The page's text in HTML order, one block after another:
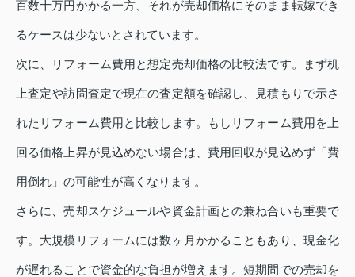
百数十万円かかる一方、それが売却価格にそのまま転嫁でき
るケースは少ないとされています。
次に、リフォーム費用と想定売却価格の比較法です。まず机
上査定や訪問査定で現在の査定額を確認し、見積もりで示さ
れたリフォーム費用と比較します。もしリフォーム費用を上
回る価格上昇が見込めない場合は、費用回収が見込めず「費
用倒れ」の可能性が高くなります。
さらに、売却スケジュールや資金計画との兼ね合いも重要で
す。大規模リフォームには数ヶ月かかることもあり、現金化
が遅れることで資金的な負担が増えます。短期間での売却を